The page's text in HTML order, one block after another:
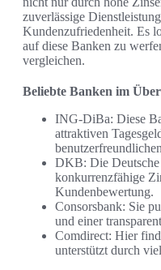
zuverlässige
Kundenzufriedenheit. Es
auf diese Banken zu
vergleichen.
Beliebte Banken im
ING-DiBa: Diese
attraktiven
DKB: Die
konkurrenzfähige
Kundenbewertung.
Consorsbank: Sie
und einer
Comdirect: Hier
unterstützt durch